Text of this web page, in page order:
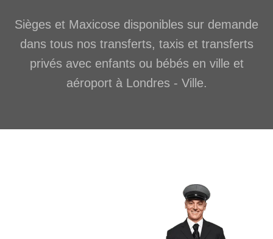
Sièges et Maxicose disponibles sur demande
dans tous nos transferts, taxis et transferts
privés avec enfants ou bébés en ville et
aéroport à Londres - Ville.